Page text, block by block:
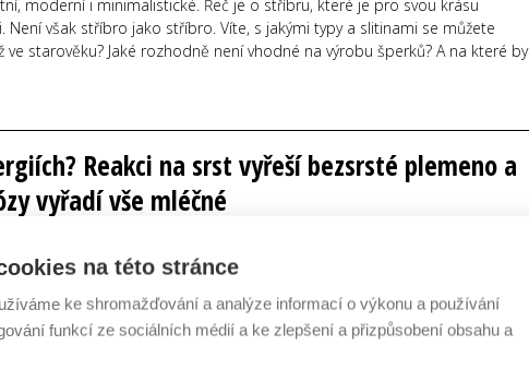
moderní i minimalistické. Řeč je o stříbru, které je pro svou krásu
Není však stříbro jako stříbro. Víte, s jakými typy a slitinami se můžete
ve starověku? Jaké rozhodně není vhodné na výrobu šperků? A na které by
Reakci na srst vyřeší bezsrsté plemeno a
vyřadí vše mléčné
na této stránce
ke shromažďování a analýze informací o výkonu a používání
funkcí ze sociálních médií a ke zlepšení a přizpůsobení obsahu a